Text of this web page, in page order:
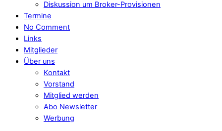
Diskussion um Broker-Provisionen
Termine
No Comment
Links
Mitglieder
Über uns
Kontakt
Vorstand
Mitglied werden
Abo Newsletter
Werbung